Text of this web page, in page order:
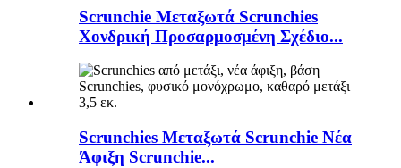
Scrunchie Μεταξωτά Scrunchies
Χονδρική Προσαρμοσμένη Σχέδιο...
Scrunchies Μεταξωτά Scrunchie Νέα
Άφιξη Scrunchie...